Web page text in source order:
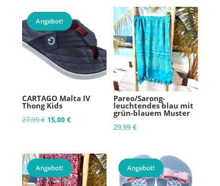
Angebot!
CARTAGO Malta IV
Thong Kids
27,99€ Ursprünglicher
27,99 €
15,00 €Aktueller
15,00 €.
Pareo/Sarong-
leuchtendes blau mit
grün-blauem Muster
29,99€
Angebot! Angebot!